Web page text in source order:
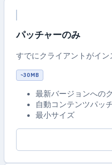
パッチャーのみ
すでにクライアントがイ
~30 MB
最新バージョンへの
自動コンテンツパッ
最小サイズ